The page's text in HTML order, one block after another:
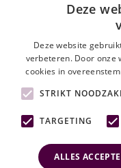
Coachen, adviseren
Over Training.nl
Trainingen
Vakgebieden
Heb je vragen over
Deze
Deze website
verbeteren. Door onze
cookies in
STRIKT
TARGETING
ALLES